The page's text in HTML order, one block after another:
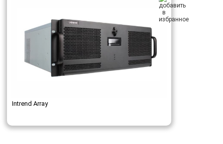
Intrend Array